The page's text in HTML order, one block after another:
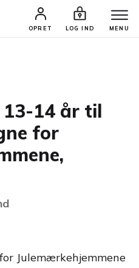
OPRET LOG IND MENU
SØG PROFIL
13-14 år til
for
Julemærkehjemmene